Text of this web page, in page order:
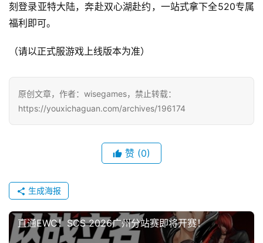
刻登录亚特大陆，奔赴双心湖赴约，一站式拿下全520专属
福利即可。
（请以正式服游戏上线版本为准）
原创文章，作者：wisegames，禁止转载：
https://youxichaguan.com/archives/196174
赞 (0)
生成海报
直通EWC！SCS 2026广州分站赛即将开赛！